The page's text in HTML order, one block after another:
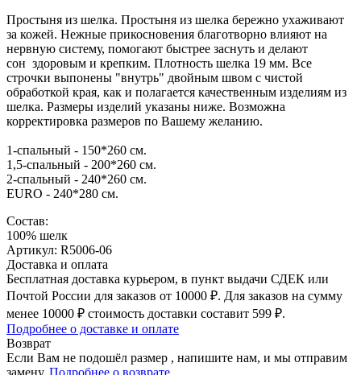
Простыня из шелка. Простыня из шелка бережно ухаживают
за кожей. Нежные прикосновения благотворно влияют на
нервную систему, помогают быстрее заснуть и делают
сон здоровым и крепким. Плотность шелка 19 мм. Все
строчки выпонены "внутрь" двойным швом с чистой
обработкой края, как и полагается качественным изделиям из
шелка. Размеры изделий указаны ниже. Возможна
корректировка размеров по Вашему желанию.
1-спальный - 150*260 см.
1,5-спальный - 200*260 см.
2-спальный - 240*260 см.
EURO - 240*280 см.
Состав:
100% шелк
Артикул: R5006-06
Доставка и оплата
Бесплатная доставка курьером, в пункт выдачи СДЕК или
Почтой России для заказов от 10000 ₽. Для заказов на сумму
менее 10000 ₽ стоимость доставки составит 599 ₽.
Подробнее о доставке и оплате
Возврат
Если Вам не подошёл размер , напишите нам, и мы отправим
замену. Подробнее о возврате